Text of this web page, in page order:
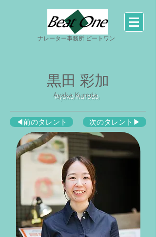
ナレーター事務所 ビートワン
黒田 彩加
Ayaka Kuroda
◀前のタレント 次のタレント▶